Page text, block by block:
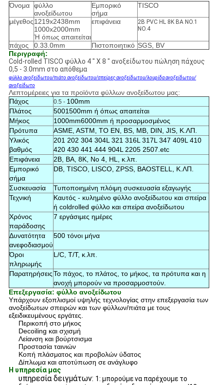
Όνομα φύλλο
ανοξείδωτου
Εμπορικό
σήμα
TISCO
μέγεθος1219x2438mm
1000x2000mm
Ή όπως απαιτείται
επιφάνεια
2B PVC HL 8K BA NO.1
NO.4
πάχος 0.33.0mm Πιστοποιητικό SGS, BV
Περιγραφή:
Cold-rolled TISCO φύλλο 4 " Χ 8 " ανοξείδωτου πώληση πάχους
0,5 - 3.0mm στο απόθεμα
φύλλο ανοξείδωτου/πιάτο ανοξείδωτου/σπείρες ανοξείδωτου/λουρίδα ανοξείδωτου/
ανοξείδωτο
Λεπτομέρειες για τα προϊόντα φύλλων ανοξείδωτου μας:
Πάχος
0.5 - 100mm
Πλάτος
5001500mm ή όπως απαιτείται
Μήκος
1000mm6000mm ή προσαρμοσμένος
Πρότυπα
ASME, ASTM, ΤΟ EN, BS, ΜΒ, DIN, JIS, Κ.ΛΠ.
Υλικός
βαθμός
201 202 304 304L 321 316L 317L 347 409L 410
420 430 441 444 904L 2205 2507.etc
Επιφάνεια
2B, BA, 8K, Νο 4, HL, κ.λπ.
Εμπορικό
σήμα
DB, TISCO, LISCO, ZPSS, BAOSTELL, Κ.ΛΠ.
Συσκευασία
Τυποποιημένη πλόιμη συσκευασία εξαγωγής
Τεχνική
Καυτός - κυλημένο φύλλο ανοξείδωτου και σπείρα
ή coldrolled φύλλο και σπείρα ανοξείδωτου
Χρόνος
παράδοσης
7 εργάσιμες ημέρες
Δυνατότητα
ανεφοδιασμού
500 τόνοι μήνα
Όροι
πληρωμής
L/C, T/T, κ.λπ.
ΠαρατηρήσειςΤο πάχος, το πλάτος, το μήκος, τα πρότυπα και η
ανοχή μπορούν να προσαρμοστούν.
Επεξεργασία: φύλλο ανοξείδωτου
Υπάρχουν εξοπλισμοί υψηλής τεχνολογίας στην επεξεργασία των
ανοξείδωτων σπειρών και των φύλλων/πιάτα με τους
εξειδικευμένους εργάτες.
Περικοπή στο μήκος
Decoiling και σχισμή
Λείανση και βούρτσισμα
Προστασία ταινιών
Κοπή πλάσματος και προβολών ύδατος
Δίπλωμα και αποτύπωση σε ανάγλυφο
Η υπηρεσία μας
υπηρεσία δειγμάτων: 1: μπορούμε να παρέχουμε το